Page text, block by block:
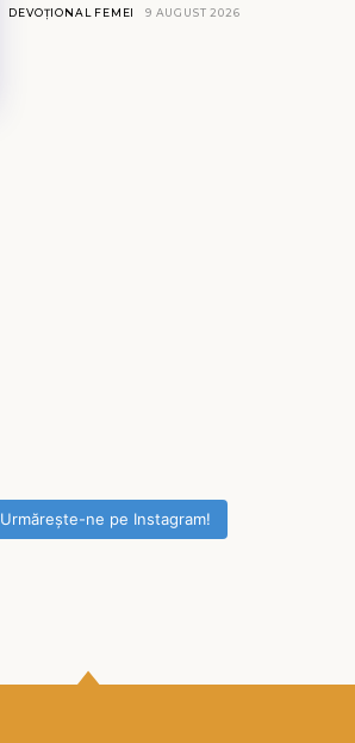
DEVOȚIONAL FEMEI 9 AUGUST 2026
Urmărește-ne pe Instagram!